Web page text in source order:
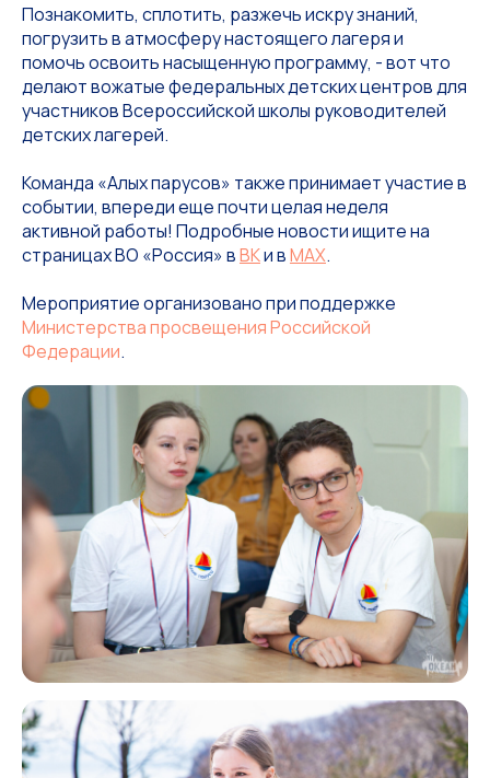
Познакомить, сплотить, разжечь искру знаний,
погрузить в атмосферу настоящего лагеря и
помочь освоить насыщенную программу, - вот что
делают вожатые федеральных детских центров для
участников Всероссийской школы руководителей
детских лагерей.
Команда «Алых парусов» также принимает участие в
событии, впереди еще почти целая неделя
активной работы! Подробные новости ищите на
страницах ВО «Россия» вВКи вМАХ.
Мероприятие организовано при поддержке
Министерства просвещения Российской
Федерации.